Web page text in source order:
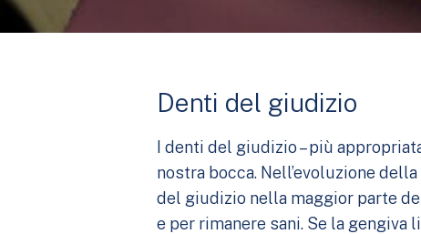
Denti del giudizio
I denti del giudizio – più
nostra bocca. Nell’evoluzione
del giudizio nella maggior parte
e per rimanere sani. Se la